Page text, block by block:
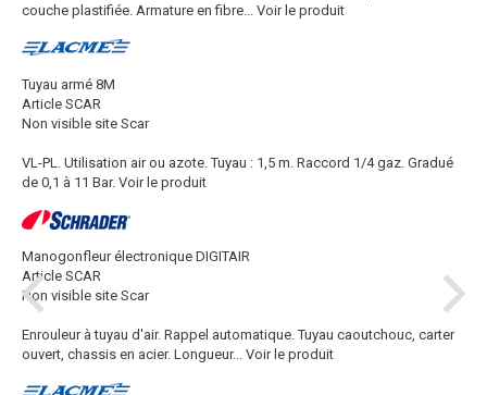
couche plastifiée. Armature en fibre... Voir le produit
Tuyau armé 8M
Article SCAR
Non visible site Scar
VL-PL. Utilisation air ou azote. Tuyau : 1,5 m. Raccord 1/4 gaz. Gradué
de 0,1 à 11 Bar. Voir le produit
Manogonfleur électronique DIGITAIR
Article SCAR
Non visible site Scar
Enrouleur à tuyau d'air. Rappel automatique. Tuyau caoutchouc, carter
ouvert, chassis en acier. Longueur... Voir le produit